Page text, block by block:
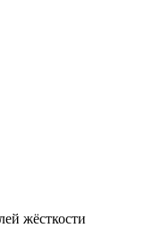
жёсткости